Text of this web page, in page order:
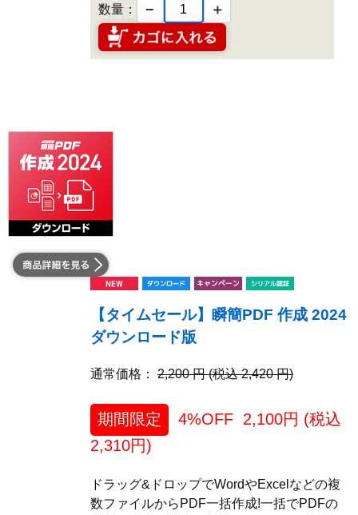
数量： − ＋
【タイムセール】瞬簡PDF 作成 2024
ダウンロード版
通常価格：2,200 円 (税込 2,420 円)
期間限定 4%OFF 2,100円 (税込
2,310円)
ドラッグ&ドロップでWordやExcelなどの複
数ファイルからPDF一括作成!一括でPDFの